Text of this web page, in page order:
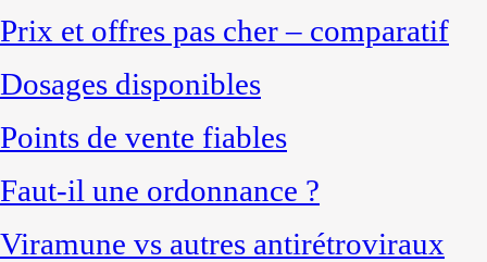
Prix et offres pas cher – comparatif
Dosages disponibles
Points de vente fiables
Faut-il une ordonnance ?
Viramune vs autres antirétroviraux